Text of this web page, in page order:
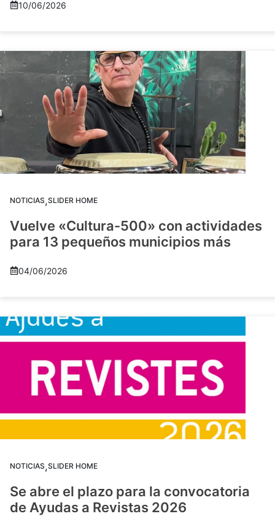
10/06/2026
NOTICIAS,SLIDER HOME
Vuelve «Cultura-500» con actividades
para 13 pequeños municipios más
04/06/2026
NOTICIAS,SLIDER HOME
Se abre el plazo para la convocatoria
de Ayudas a Revistas 2026